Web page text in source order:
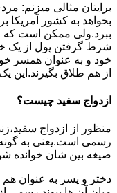
برایتان مثالی میزنم:
بخواهد به کشور آمریکا
ببرد.ولی ممکن است که
شرط گرفتن پول از یک
خود و به عنوان همسر خود
از هم طلاق بگیرند.این
ازدواج سفید چیست؟
منظور از ازدواج
رسمی است.یعنی به
صیغه بین شان خوانده
دختر و پسر به عنوان هم